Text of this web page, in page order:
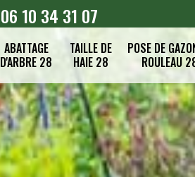
06 10 34 31 07
ABATTAGE
D'ARBRE 28
TAILLE DE
HAIE 28
POSE DE
ROULEAU